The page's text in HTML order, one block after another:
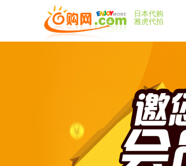
日本代购
雅虎代拍